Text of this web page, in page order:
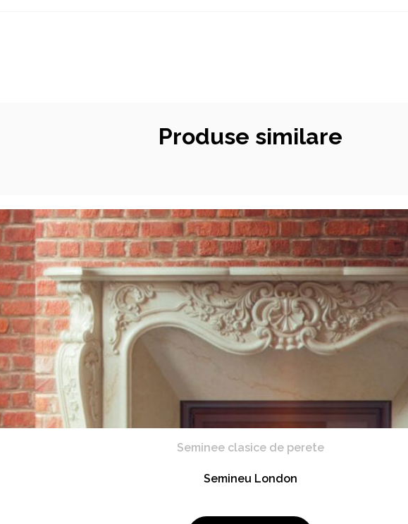
Produse similare
Seminee clasice de perete
Semineu London